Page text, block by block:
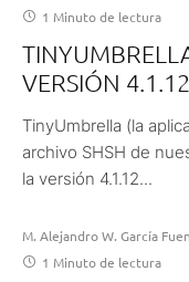
1 Minuto de lectura
VERSIÓN 4.1.12
TinyUmbrella (la
archivo SHSH de
la versión 4.1.12...
M. Alejandro W. García
1 Minuto de lectura